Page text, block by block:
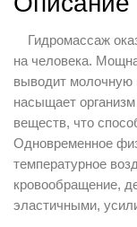
Гидромассаж
на человека.
выводит молочную
насыщает
веществ, что
Одновременное
температурное
кровообращение,
эластичными,